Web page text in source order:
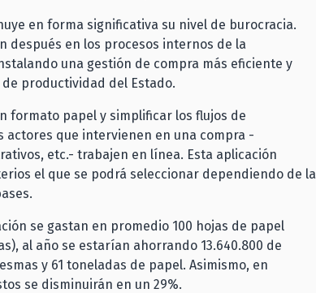
en forma significativa su nivel de burocracia.
después en los procesos internos de la
una gestión de compra más eficiente y
productividad del Estado.
formato papel y simplificar los flujos de
actores que intervienen en una compra -
etc.- trabajen en línea. Esta aplicación
el que se podrá seleccionar dependiendo de la
se gastan en promedio 100 hojas de papel
al año se estarían ahorrando 13.640.800 de
y 61 toneladas de papel. Asimismo, en
se disminuirán en un 29%.